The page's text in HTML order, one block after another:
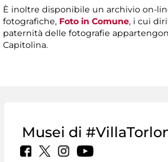
È inoltre disponibile un archivio on-
fotografiche, Foto in Comune, i cui
paternità delle fotografie
Capitolina.
Musei di